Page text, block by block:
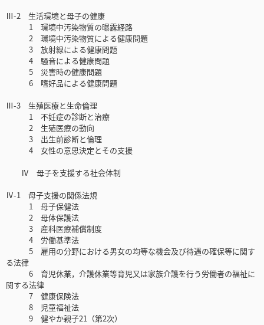
Ⅲ-2 生活環境と母子の健康
1 環境中汚染物質の曝露経路
2 環境中汚染物質による健康問題
3 放射線による健康問題
4 騒音による健康問題
5 災害時の健康問題
6 嗜好品による健康問題
Ⅲ-3 生殖医療と生命倫理
1 不妊症の診断と治療
2 生殖医療の動向
3 出生前診断と倫理
4 女性の意思決定とその支援
Ⅳ 母子を支援する社会体制
Ⅳ-1 母子支援の関係法規
1 母子保健法
2 母体保護法
3 産科医療補償制度
4 労働基準法
5 雇用の分野における男女の均等な機会及び待遇の確保等に関す
る法律
6 育児休業，介護休業等育児又は家族介護を行う労働者の福祉に
関する法律
7 健康保険法
8 児童福祉法
9 健やか親子21（第2次）